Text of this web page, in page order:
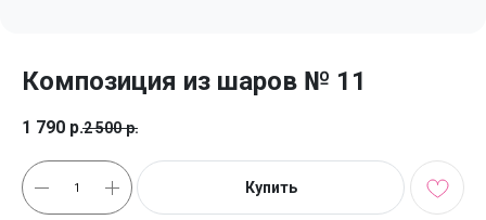
Композиция из шаров № 11
1 790 р.2 500 р.
Купить